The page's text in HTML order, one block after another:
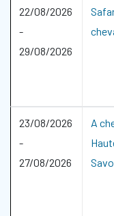
22/08/2026
-
29/08/2026
23/08/2026
-
27/08/2026
A